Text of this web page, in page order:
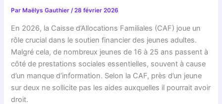
Par Maëlys Gauthier/28 février 2026
En 2026, la Caisse d’Allocations Familiales (CAF) joue un
rôle crucial dans le soutien financier des jeunes adultes.
Malgré cela, de nombreux jeunes de 16 à 25 ans passent à
côté de prestations sociales essentielles, souvent à cause
d’un manque d’information. Selon la CAF, près d’un jeune
sur deux ne sollicite pas les aides auxquelles il pourrait avoir
droit.